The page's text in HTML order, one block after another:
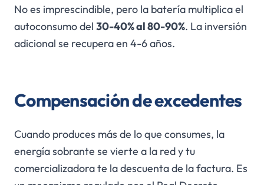
No es imprescindible, pero la batería multiplica el
autoconsumo del 30-40% al 80-90%. La inversión
adicional se recupera en 4-6 años.
Compensación de excedentes
Cuando produces más de lo que consumes, la
energía sobrante se vierte a la red y tu
comercializadora te la descuenta de la factura. Es